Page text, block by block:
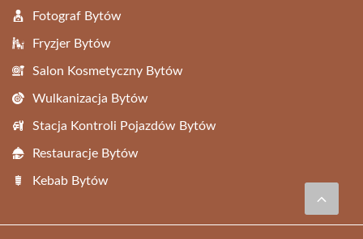
Fotograf Bytów
Fryzjer Bytów
Salon Kosmetyczny Bytów
Wulkanizacja Bytów
Stacja Kontroli Pojazdów Bytów
Restauracje Bytów
Kebab Bytów